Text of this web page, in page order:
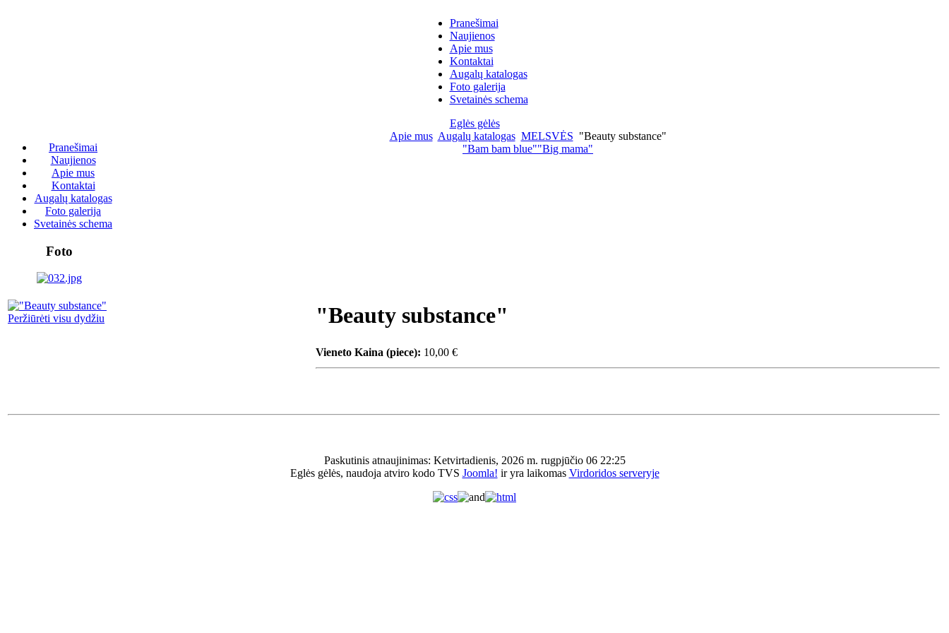
Pranešimai
Naujienos
Apie mus
Kontaktai
Augalų katalogas
Foto galerija
Svetainės schema
Eglės gėlės
Pranešimai
Naujienos
Apie mus
Kontaktai
Augalų katalogas
Foto galerija
Svetainės schema
Foto
Apie mus Augalų katalogas MELSVĖS "Beauty substance"
"Bam bam blue""Big mama"
Peržiūrėti visu dydžiu "Beauty substance"
Vieneto Kaina (piece): 10,00 €
Paskutinis atnaujinimas: Ketvirtadienis, 2026 m. rugpjūčio 06 22:25
Eglės gėlės, naudoja atviro kodo TVS Joomla! ir yra laikomas Virdoridos serveryje